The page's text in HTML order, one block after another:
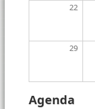
22
29
Agenda